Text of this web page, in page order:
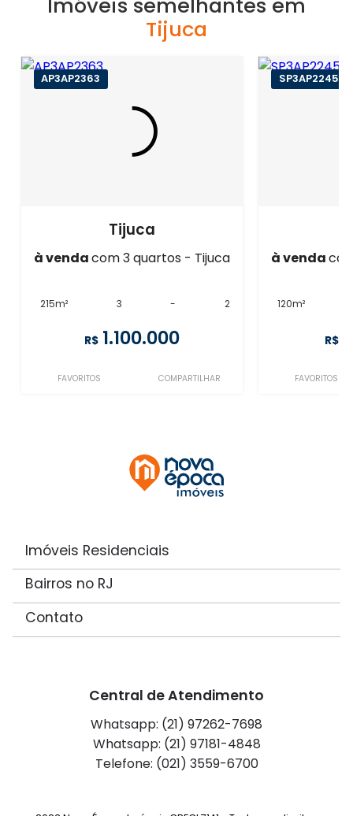
Tijuca
AP3AP2363
Tijuca
à vendacom 3 quartos - Tijuca
215m² 3 - 2
R$ 1.100.000
FAVORITOS COMPARTILHAR
SP3AP22452
à venda
120m²
R$
FAVORITOS
Imóveis Residenciais
Bairros no RJ
Contato
Central de Atendimento
Whatsapp: (21) 97262-7698
Whatsapp: (21) 97181-4848
Telefone: (021) 3559-6700